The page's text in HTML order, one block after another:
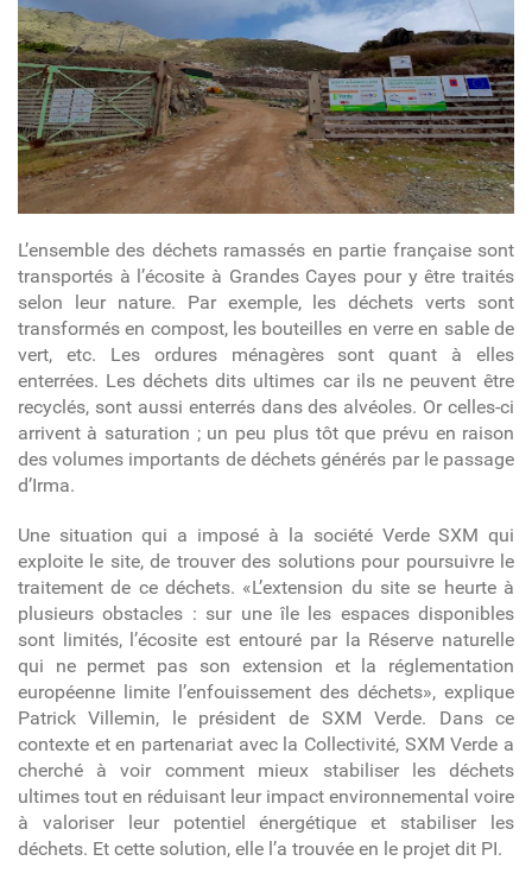
L’ensemble des déchets ramassés en partie française sont
transportés à l’écosite à Grandes Cayes pour y être traités
selon leur nature. Par exemple, les déchets verts sont
transformés en compost, les bouteilles en verre en sable de
vert, etc. Les ordures ménagères sont quant à elles
enterrées. Les déchets dits ultimes car ils ne peuvent être
recyclés, sont aussi enterrés dans des alvéoles. Or celles-ci
arrivent à saturation ; un peu plus tôt que prévu en raison
des volumes importants de déchets générés par le passage
d’Irma.
Une situation qui a imposé à la société Verde SXM qui
exploite le site, de trouver des solutions pour poursuivre le
traitement de ce déchets. «L’extension du site se heurte à
plusieurs obstacles : sur une île les espaces disponibles
sont limités, l’écosite est entouré par la Réserve naturelle
qui ne permet pas son extension et la réglementation
européenne limite l’enfouissement des déchets», explique
Patrick Villemin, le président de SXM Verde. Dans ce
contexte et en partenariat avec la Collectivité, SXM Verde a
cherché à voir comment mieux stabiliser les déchets
ultimes tout en réduisant leur impact environnemental voire
à valoriser leur potentiel énergétique et stabiliser les
déchets. Et cette solution, elle l’a trouvée en le projet dit PI.